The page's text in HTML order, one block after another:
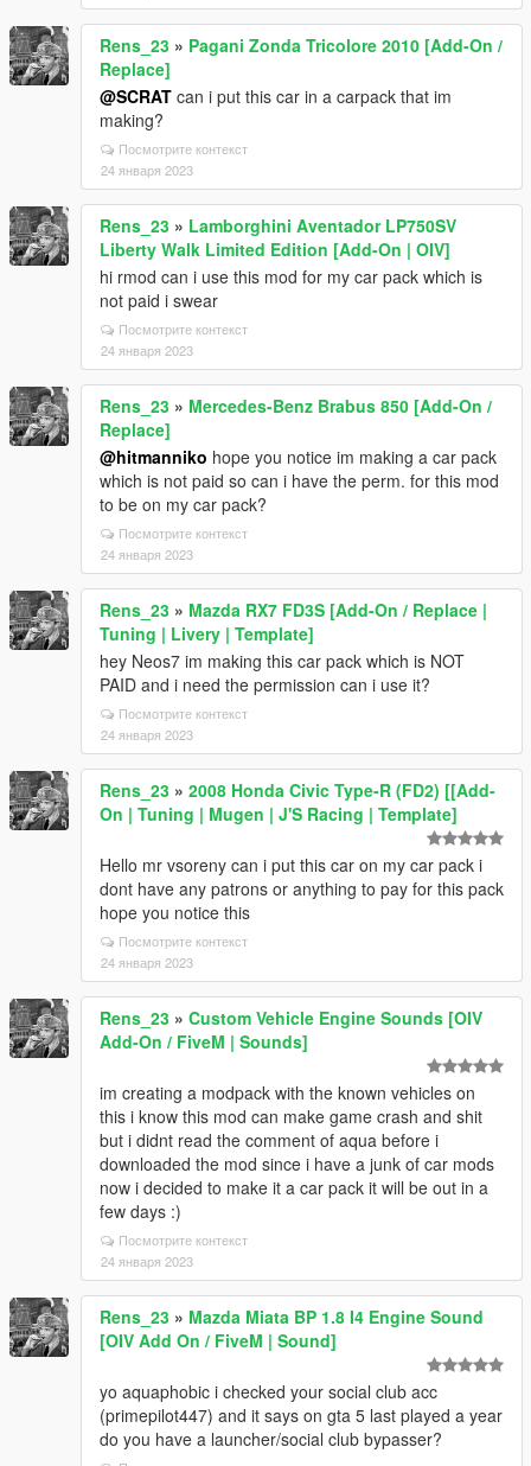
Rens_23 » Pagani Zonda Tricolore 2010 [Add-On /
Replace]
@SCRAT can i put this car in a carpack that im
making?
Посмотрите контекст
24 января 2023
Rens_23 » Lamborghini Aventador LP750SV
Liberty Walk Limited Edition [Add-On | OIV]
hi rmod can i use this mod for my car pack which is
not paid i swear
Посмотрите контекст
24 января 2023
Rens_23 » Mercedes-Benz Brabus 850 [Add-On /
Replace]
@hitmanniko hope you notice im making a car pack
which is not paid so can i have the perm. for this mod
to be on my car pack?
Посмотрите контекст
24 января 2023
Rens_23 » Mazda RX7 FD3S [Add-On / Replace |
Tuning | Livery | Template]
hey Neos7 im making this car pack which is NOT
PAID and i need the permission can i use it?
Посмотрите контекст
24 января 2023
Rens_23 » 2008 Honda Civic Type-R (FD2) [[Add-
On | Tuning | Mugen | J'S Racing | Template]
Hello mr vsoreny can i put this car on my car pack i
dont have any patrons or anything to pay for this pack
hope you notice this
Посмотрите контекст
24 января 2023
Rens_23 » Custom Vehicle Engine Sounds [OIV
Add-On / FiveM | Sounds]
im creating a modpack with the known vehicles on
this i know this mod can make game crash and shit
but i didnt read the comment of aqua before i
downloaded the mod since i have a junk of car mods
now i decided to make it a car pack it will be out in a
few days :)
Посмотрите контекст
24 января 2023
Rens_23 » Mazda Miata BP 1.8 I4 Engine Sound
[OIV Add On / FiveM | Sound]
yo aquaphobic i checked your social club acc
(primepilot447) and it says on gta 5 last played a year
do you have a launcher/social club bypasser?